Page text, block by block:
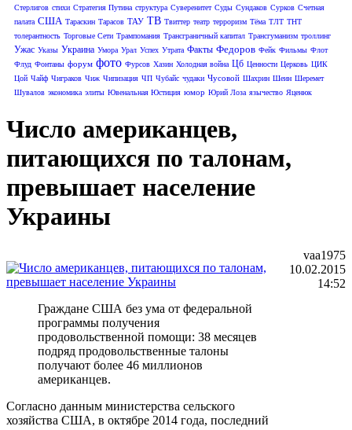
Стерлигов стихи Стратегия Путина структура Суверенитет Суды Сундаков Сурков Счетная
палата США Тараскин Тарасов ТАУ ТВ Твиттер театр терроризм Тёма ТЛТ ТНТ
толерантность Торговые Сети Трампомания Трансграничный капитал Трансгуманизм троллинг
Ужас Указы Украина Умора Урал Успех Утрата Факты Федоров Фейк Фильмы Флот
Флуд Фонтаны форум фото Фурсов Хазин Холодная война Цб Ценности Церковь ЦИК
Цой Чайф Чиграков Чиж Чипизация ЧП Чубайс чудаки Чусовой Шахрин Шеин Шеремет
Шувалов экономика элиты Ювенальная Юстиция юмор Юрий Лоза язычество Яценюк
Число американцев,
питающихся по талонам,
превышает население
Украины
Граждане США без ума от федеральной
программы получения
продовольственной помощи: 38 месяцев
подряд продовольственные талоны
получают более 46 миллионов
американцев.
Согласно данным министерства сельского
хозяйства США, в октябре 2014 года, последний
vaa1975
10.02.2015
14:52